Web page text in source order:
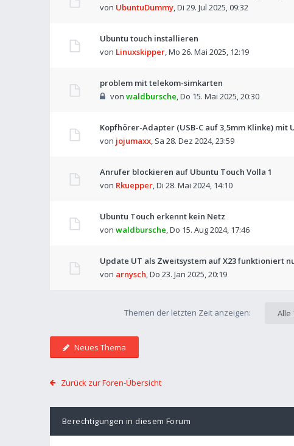
von UbuntuDummy,Di 29. Jul 2025, 09:32
Ubuntu touch installieren
von Linuxskipper,Mo 26. Mai 2025, 12:19
problem mit telekom-simkarten
von waldbursche,Do 15. Mai 2025, 20:30
Kopfhörer-Adapter (USB-C auf 3,5mm Klinke) mit
von jojumaxx, Sa 28. Dez 2024, 23:59
Anrufer blockieren auf Ubuntu Touch Volla 1
von Rkuepper,Di 28. Mai 2024, 14:10
Ubuntu Touch erkennt kein Netz
von waldbursche,Do 15. Aug 2024, 17:46
Update UT als Zweitsystem auf X23 funktioniert
von arnysch,Do 23. Jan 2025, 20:19
Themen der letzten Zeit anzeigen: Alle
Neues Thema
Zurück zur Foren-Übersicht
Berechtigungen in diesem Forum